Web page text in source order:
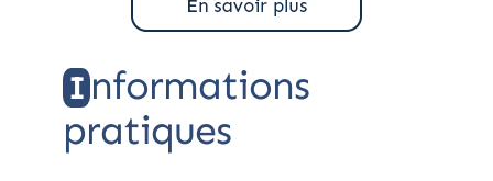
Informations
pratiques